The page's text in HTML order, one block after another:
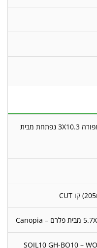
פרגולת אלומיניום Sierra Cabrio אפורה 3X10.3 נפתחת מבית